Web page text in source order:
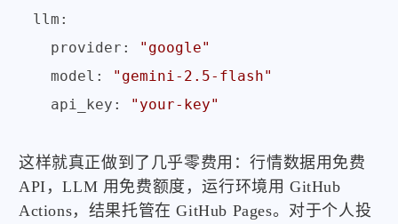
llm:
  provider:
"google"
  model:
"gemini-2.5-flash"
  api_key:
"your-key"
这样就真正做到了几乎零费用：行情数据用免费
API，LLM 用免费额度，运行环境用 GitHub
Actions，结果托管在 GitHub Pages。对于个人投